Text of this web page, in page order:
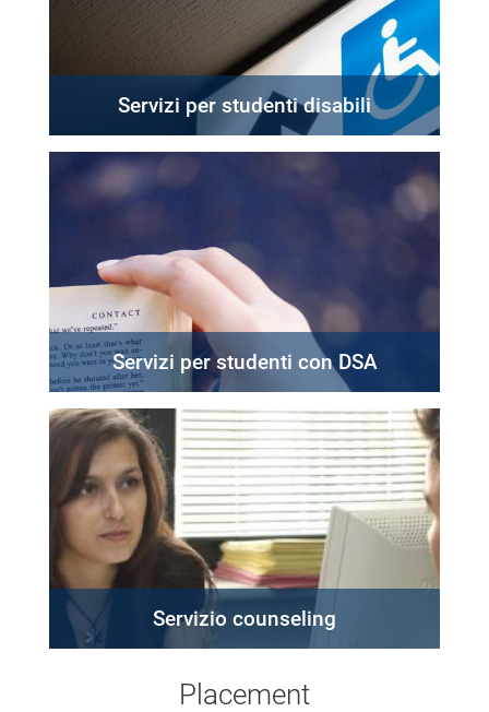
Servizi per studenti disabili
Servizi per studenti con DSA
Servizio counseling
Placement